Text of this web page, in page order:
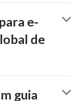
e-
de
guia